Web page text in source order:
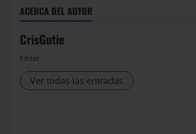
ACERCA DEL AUTOR
CrisGutie
Editor
Ver todas las entradas